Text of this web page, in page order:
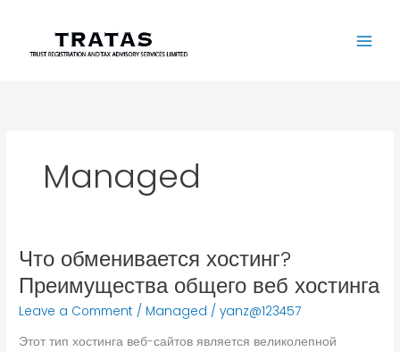
content
Managed
Что обменивается хостинг?
Преимущества общего веб хостинга
Leave a Comment / Managed /yanz@123457
Этот тип хостинга веб-сайтов является великолепной
Что
хостинг?
Преимущества